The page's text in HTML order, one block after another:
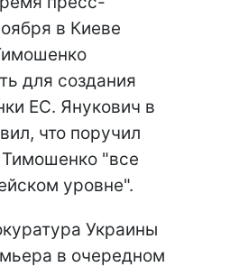
в Киеве
для создания
ЕС. Янукович в
что поручил
"все
уровне".
Украины
в очередном